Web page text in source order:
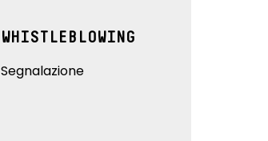
WHISTLEBLOWING
Segnalazione